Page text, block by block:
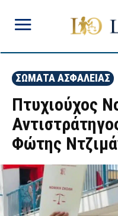
ΣΩΜΑΤΑ ΑΣΦΑΛΕΙΑΣ
Πτυχιούχος
Φώτης